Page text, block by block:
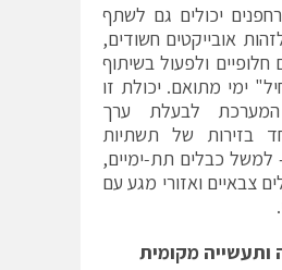
יכולים גם לשתף
אובייקטים חשודים,
חלופיים ולפעול בשיתוף
ימי מתואם. יכולת זו
לבעלת ערך
בזירות של תשתיות
למשל כבלים תת‐ימיים,
צבאיים ואזורי מגע עם
ותעשייה מקומית